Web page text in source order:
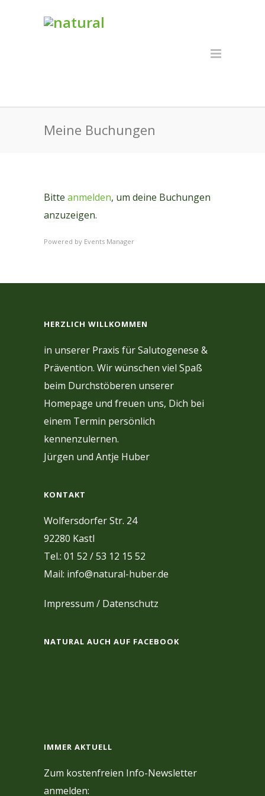
Meine Buchungen
Bitte anmelden, um deine Buchungen
anzuzeigen.
Powered by Events Manager
HERZLICH WILLKOMMEN
in unserer Praxis für Salutogenese &
Prävention. Wir wünschen viel Spaß
beim Durchstöberen unserer
Homepage und freuen uns, Dich bei
einem Termin persönlich
kennenzulernen.
Jürgen und Antje Huber
KONTAKT
Wolfersdorfer Str. 24
92280 Kastl
Tel.: 01 52 / 53 12 15 52
Mail: info@natural-huber.de
Impressum / Datenschutz
NATURAL AUCH AUF FACEBOOK
IMMER AKTUELL
Zum kostenfreien Info-Newsletter
anmelden: